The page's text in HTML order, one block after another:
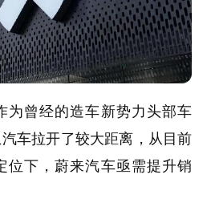
为曾经的造车新势力头部车
车拉开了较大距离，从目前
位下，蔚来汽车亟需提升销